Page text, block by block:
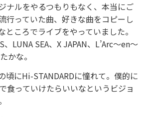
ナルをやるつもりもなく、本当にご
行っていた曲、好きな曲をコピーし
ところでライブをやっていました。
、LUNA SEA、X JAPAN、L’Arc〜en〜
かな。
頃にHi-STANDARDに憧れて。僕的に
食っていけたらいいなというビジョ